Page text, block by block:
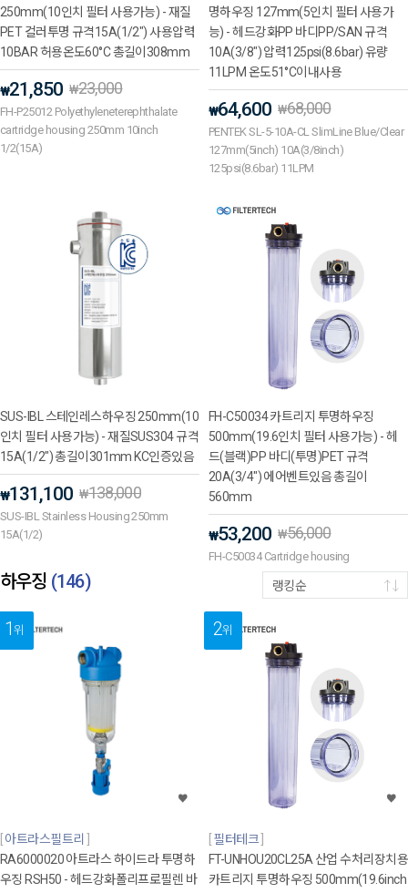
250mm(10인치 필터 사용가능) - 재질
PET 컬러투명 규격15A(1/2") 사용압력
10BAR 허용온도60°C 총길이308mm
₩21,850 ₩23,000
FH-P25012 Polyethyleneterephthalate
cartridge housing 250mm 10inch
1/2(15A)
명하우징 127mm(5인치 필터 사용가
능) - 헤드강화PP 바디PP/SAN 규격
10A(3/8") 압력125psi(8.6bar) 유량
11LPM 온도51°C이내사용
₩64,600 ₩68,000
PENTEK SL-5-10A-CL SlimLine Blue/Clear
127mm(5inch) 10A(3/8inch)
125psi(8.6bar) 11LPM
SUS-IBL 스테인레스하우징 250mm(10
인치 필터 사용가능) - 재질SUS304 규격
15A(1/2") 총길이301mm KC인증있음
₩131,100 ₩138,000
SUS-IBL Stainless Housing 250mm
15A(1/2)
FH-C50034 카트리지 투명하우징
500mm(19.6인치 필터 사용가능) - 헤
드(블랙)PP 바디(투명)PET 규격
20A(3/4") 에어벤트있음 총길이
560mm
₩53,200 ₩56,000
FH-C50034 Cartridge housing
하우징 (146) 랭킹순
1위
아트라스필트리
RA6000020 아트라스 하이드라 투명하
우징 RSH50 - 헤드강화폴리프로필렌 바
2위
필터테크
FT-UNHOU20CL25A 산업 수처리장치용
카트리지 투명하우징 500mm(19.6inch